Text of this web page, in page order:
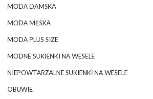
MODA DAMSKA
MODA MĘSKA
MODA PLUS SIZE
MODNE SUKIENKI NA WESELE
NIEPOWTARZALNE SUKIENKI NA WESELE
OBUWIE